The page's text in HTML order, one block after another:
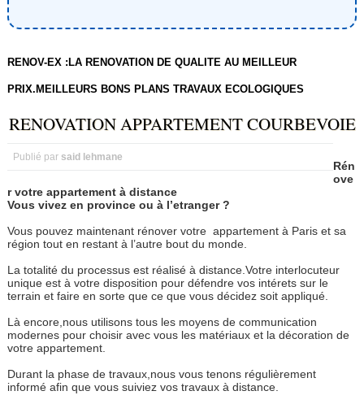
RENOV-EX :LA RENOVATION DE QUALITE AU MEILLEUR
PRIX.MEILLEURS BONS PLANS TRAVAUX ECOLOGIQUES
RENOVATION APPARTEMENT COURBEVOIE
Publié par said lehmane
Rén
ove
r votre appartement à distance
Vous vivez en province ou à l’etranger ?
Vous pouvez maintenant rénover votre appartement à Paris et sa
région tout en restant à l’autre bout du monde.
La totalité du processus est réalisé à distance.Votre interlocuteur
unique est à votre disposition pour défendre vos intérets sur le
terrain et faire en sorte que ce que vous décidez soit appliqué.
Là encore,nous utilisons tous les moyens de communication
modernes pour choisir avec vous les matériaux et la décoration de
votre appartement.
Durant la phase de travaux,nous vous tenons régulièrement
informé afin que vous suiviez vos travaux à distance.